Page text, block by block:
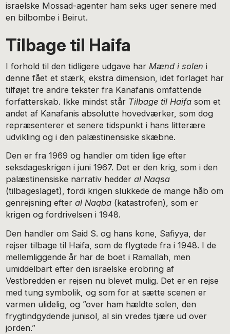
israelske Mossad-agenter ham seks uger senere med
en bilbombe i Beirut.
Tilbage til Haifa
I forhold til den tidligere udgave har Mænd i solen i
denne fået et stærk, ekstra dimension, idet forlaget har
tilføjet tre andre tekster fra Kanafanis omfattende
forfatterskab. Ikke mindst står Tilbage til Haifa som et
andet af Kanafanis absolutte hovedværker, som dog
repræsenterer et senere tidspunkt i hans litterære
udvikling og i den palæstinensiske skæbne.
Den er fra 1969 og handler om tiden lige efter
seksdageskrigen i juni 1967. Det er den krig, som i den
palæstinensiske narrativ hedderal Naqsa
(tilbageslaget), fordi krigen slukkede de mange håb om
genrejsning efteral Naqba (katastrofen), som er
krigen og fordrivelsen i 1948.
Den handler om Said S. og hans kone, Safiyya, der
rejser tilbage til Haifa, som de flygtede fra i 1948. I de
mellemliggende år har de boet i Ramallah, men
umiddelbart efter den israelske erobring af
Vestbredden er rejsen nu blevet mulig. Det er en rejse
med tung symbolik, og som for at sætte scenen er
varmen ulidelig, og ”over ham hældte solen, den
frygtindgydende junisol, al sin vredes tjære ud over
jorden.”